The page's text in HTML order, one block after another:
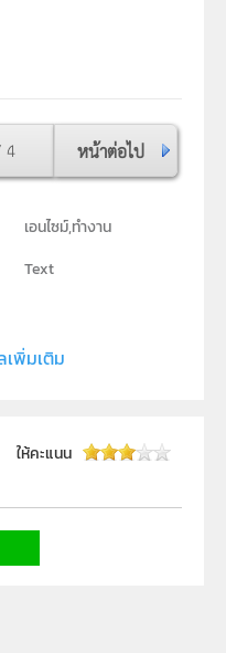
4 หน้าต่อไป
เอนไซม์,ทำงาน
Text
ม.4, ม.5, ม.6
ครู, นักเรียน
พิ่มเติม
ให้คะแนน